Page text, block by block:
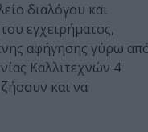
διαλόγου και
εγχειρήµατος,
αφήγησης γύρω
Καλλιτεχνών 4
και να